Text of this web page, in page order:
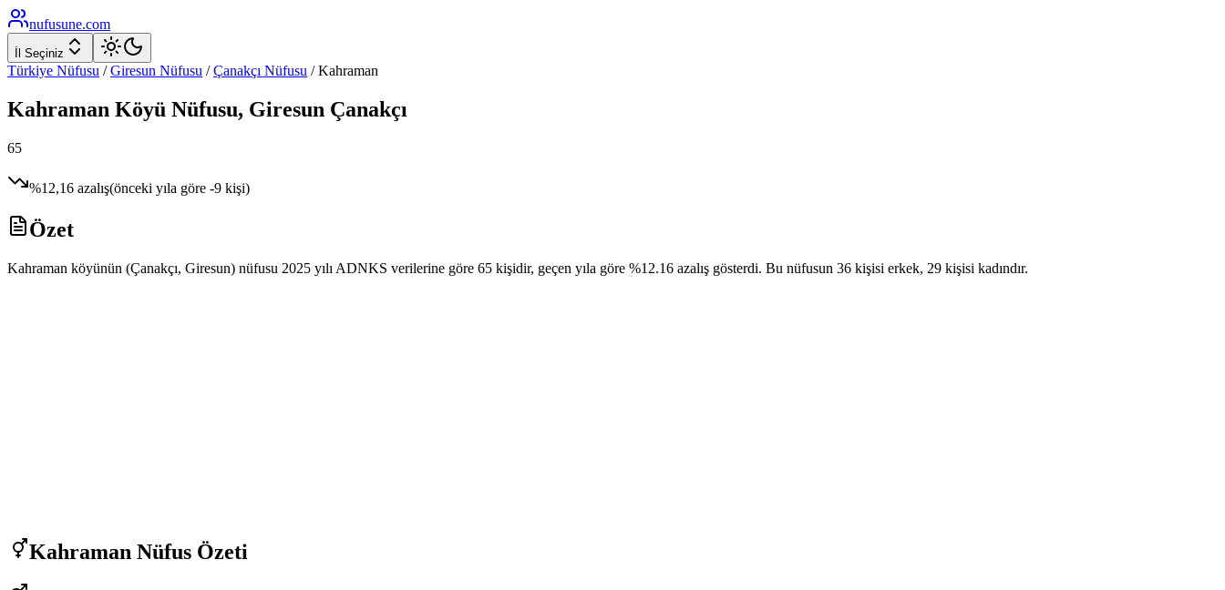
nufusune.com
İl Seçiniz
Türkiye Nüfusu / Giresun Nüfusu / Çanakçı Nüfusu /Kahraman
Kahraman Köyü Nüfusu, Giresun Çanakçı
65
%12,16 azalış(önceki yıla göre -9 kişi)
Özet
Kahraman köyünün (Çanakçı, Giresun) nüfusu 2025 yılı ADNKS verilerine göre 65 kişidir, geçen yıla göre %12.16 azalış gösterdi. Bu nüfusun 36 kişisi erkek, 29 kişisi kadındır.
Kahraman Nüfus Özeti